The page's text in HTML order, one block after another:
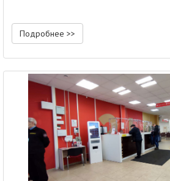
Подробнее >>